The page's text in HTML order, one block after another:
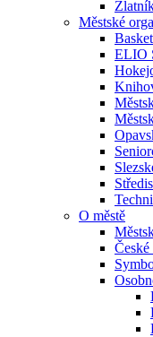
Městské
ELIO
O městě
České